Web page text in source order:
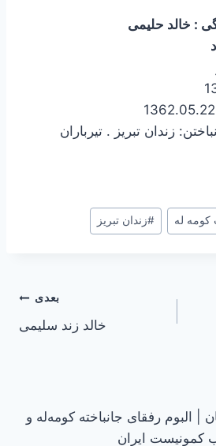
: خالد حلیمی
زندان تبریز . تیرباران
کومه له #زندان تبریز
بعدی
خالد زند سلیمی
| البوم رفقای جانباخته کومه‌له و
کمونیست ایران